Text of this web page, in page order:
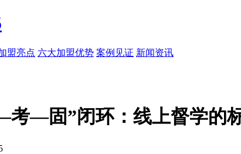
盟亮点 六大加盟优势 案例见证 新闻资讯
—固”闭环：线上督学的